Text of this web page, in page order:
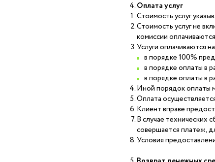
Оплата услуг
Стоимость услуг
Стоимость услуг не
комиссии
Услуги оплачиваются
в порядке 100%
в порядке оплаты в
в порядке оплаты в
Иной порядок оплаты
Оплата
Клиент вправе
В случае технических
совершается платеж,
Условия